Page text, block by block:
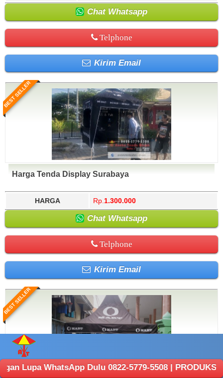
Chat Whatsapp
Telphone
Kirim Email
BEST SELLER
Harga Tenda Display Surabaya
HARGA Rp. 1.300.000
Chat Whatsapp
Telphone
Kirim Email
BEST SELLER
Dulu 0822-5779-5508 | PRODUKSI ANEKA